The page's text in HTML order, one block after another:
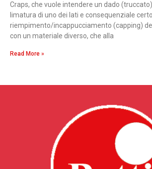
Craps, che vuole intendere un dado
limatura di uno dei lati e consequenziale
riempimento/incappucciamento (capping)
con un materiale diverso, che alla
Read More »